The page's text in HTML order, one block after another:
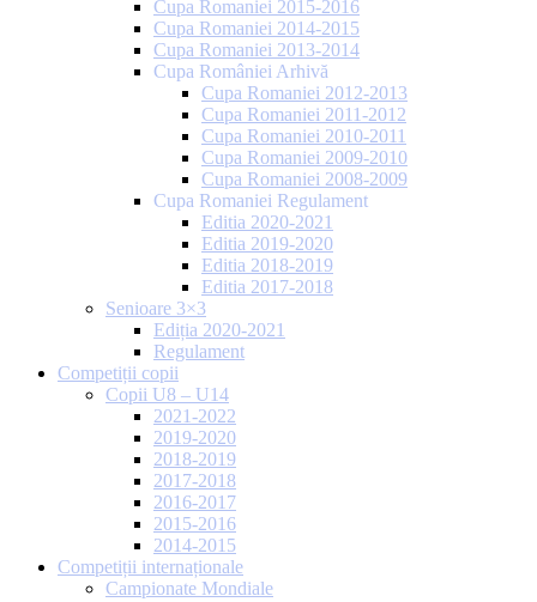
Cupa Romaniei 2015-2016
Cupa Romaniei 2014-2015
Cupa Romaniei 2013-2014
Cupa României Arhivă
Cupa Romaniei 2012-2013
Cupa Romaniei 2011-2012
Cupa Romaniei 2010-2011
Cupa Romaniei 2009-2010
Cupa Romaniei 2008-2009
Cupa Romaniei Regulament
Editia 2020-2021
Editia 2019-2020
Editia 2018-2019
Editia 2017-2018
Senioare 3×3
Ediția 2020-2021
Regulament
Competiții copii
Copii U8 – U14
2021-2022
2019-2020
2018-2019
2017-2018
2016-2017
2015-2016
2014-2015
Competiții internaționale
Campionate Mondiale